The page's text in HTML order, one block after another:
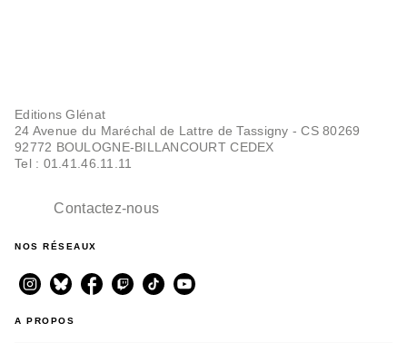
Editions Glénat
24 Avenue du Maréchal de Lattre de Tassigny - CS 80269
92772 BOULOGNE-BILLANCOURT CEDEX
Tel : 01.41.46.11.11
Contactez-nous
NOS RÉSEAUX
A PROPOS